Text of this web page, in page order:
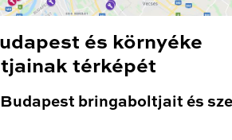
és környéke
térképét
bringaboltjait és